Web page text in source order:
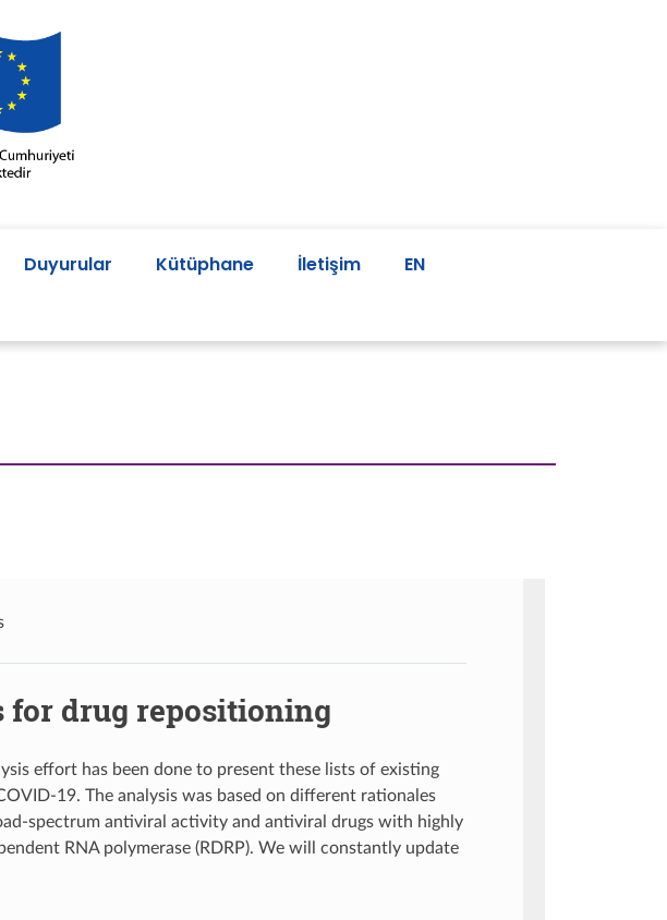
Duyurular Kütüphane İletişim EN